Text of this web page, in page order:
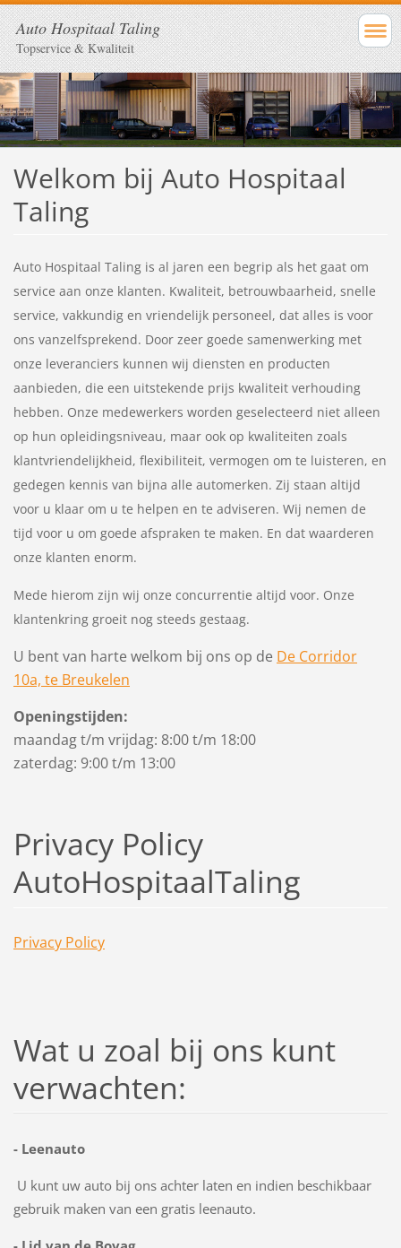
Auto Hospitaal Taling
Topservice & Kwaliteit
Welkom bij Auto Hospitaal
Taling
Auto Hospitaal Taling is al jaren een begrip als het gaat om
service aan onze klanten. Kwaliteit, betrouwbaarheid, snelle
service, vakkundig en vriendelijk personeel, dat alles is voor
ons vanzelfsprekend. Door zeer goede samenwerking met
onze leveranciers kunnen wij diensten en producten
aanbieden, die een uitstekende prijs kwaliteit verhouding
hebben. Onze medewerkers worden geselecteerd niet alleen
op hun opleidingsniveau, maar ook op kwaliteiten zoals
klantvriendelijkheid, flexibiliteit, vermogen om te luisteren, en
gedegen kennis van bijna alle automerken. Zij staan altijd
voor u klaar om u te helpen en te adviseren. Wij nemen de
tijd voor u om goede afspraken te maken. En dat waarderen
onze klanten enorm.
Mede hierom zijn wij onze concurrentie altijd voor. Onze
klantenkring groeit nog steeds gestaag.
U bent van harte welkom bij ons op de De Corridor
10a, te Breukelen
Openingstijden:
maandag t/m vrijdag: 8:00 t/m 18:00
zaterdag: 9:00 t/m 13:00
Privacy Policy
AutoHospitaalTaling
Privacy Policy
Wat u zoal bij ons kunt
verwachten:
- Leenauto
U kunt uw auto bij ons achter laten en indien beschikbaar
gebruik maken van een gratis leenauto.